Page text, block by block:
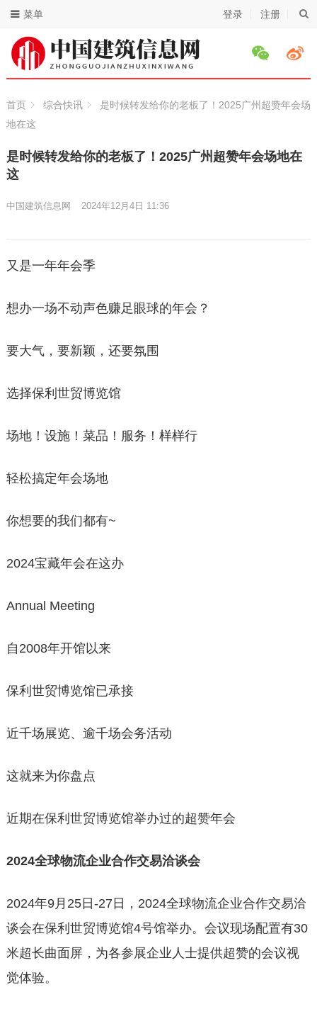
登录 注册
菜单
首页 综合快讯
是时候转发给你的老板了！2025广州超赞年会场
地在这
是时候转发给你的老板了！2025广州超赞年会场地在
这
中国建筑信息网 2024年12月4日 11:36
又是一年年会季
想办一场不动声色赚足眼球的年会？
要大气，要新颖，还要氛围
选择保利世贸博览馆
场地！设施！菜品！服务！样样行
轻松搞定年会场地
你想要的我们都有~
2024宝藏年会在这办
Annual Meeting
自2008年开馆以来
保利世贸博览馆已承接
近千场展览、逾千场会务活动
这就来为你盘点
近期在保利世贸博览馆举办过的超赞年会
2024全球物流企业合作交易洽谈会
2024年9月25日-27日，2024全球物流企业合作交易洽
谈会在保利世贸博览馆4号馆举办。会议现场配置有30
米超长曲面屏，为各参展企业人士提供超赞的会议视
觉体验。